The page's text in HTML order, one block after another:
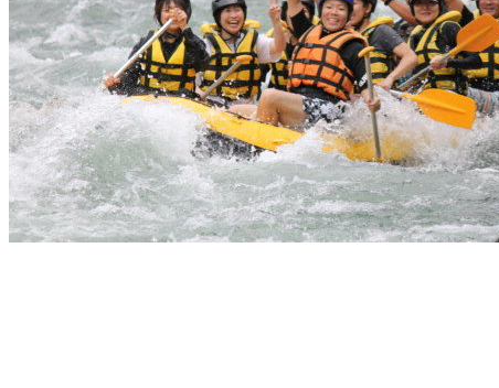
夏の思い出⭐︎ラフティング🎶